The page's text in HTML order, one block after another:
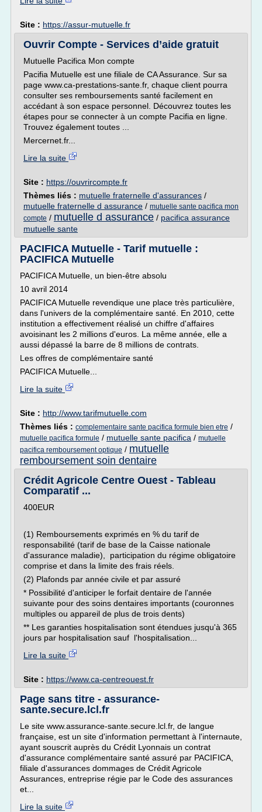
Site : https://assur-mutuelle.fr
Ouvrir Compte - Services d’aide gratuit
Mutuelle Pacifica Mon compte
Pacifia Mutuelle est une filiale de CA Assurance. Sur sa
page www.ca-prestations-sante.fr, chaque client pourra
consulter ses remboursements santé facilement en
accédant à son espace personnel. Découvrez toutes les
étapes pour se connecter à un compte Pacifia en ligne.
Trouvez également toutes ...
Mercernet.fr...
Lire la suite
Site : https://ouvrircompte.fr
Thèmes liés : mutuelle fraternelle d'assurances /
mutuelle fraternelle d assurance / mutuelle sante pacifica mon
compte / mutuelle d assurance / pacifica assurance
mutuelle sante
PACIFICA Mutuelle - Tarif mutuelle :
PACIFICA Mutuelle
PACIFICA Mutuelle, un bien-être absolu
10 avril 2014
PACIFICA Mutuelle revendique une place très particulière,
dans l'univers de la complémentaire santé. En 2010, cette
institution a effectivement réalisé un chiffre d'affaires
avoisinant les 2 millions d'euros. La même année, elle a
aussi dépassé la barre de 8 millions de contrats.
Les offres de complémentaire santé
PACIFICA Mutuelle...
Lire la suite
Site : http://www.tarifmutuelle.com
Thèmes liés : complementaire sante pacifica formule bien etre /
mutuelle pacifica formule / mutuelle sante pacifica / mutuelle
pacifica remboursement optique / mutuelle
remboursement soin dentaire
Crédit Agricole Centre Ouest - Tableau
Comparatif ...
400EUR
(1) Remboursements exprimés en % du tarif de
responsabilité (tarif de base de la Caisse nationale
d'assurance maladie), participation du régime obligatoire
comprise et dans la limite des frais réels.
(2) Plafonds par année civile et par assuré
* Possibilité d'anticiper le forfait dentaire de l'année
suivante pour des soins dentaires importants (couronnes
multiples ou appareil de plus de trois dents)
** Les garanties hospitalisation sont étendues jusqu'à 365
jours par hospitalisation sauf l'hospitalisation...
Lire la suite
Site : https://www.ca-centreouest.fr
Page sans titre - assurance-
sante.secure.lcl.fr
Le site www.assurance-sante.secure.lcl.fr, de langue
française, est un site d'information permettant à l'internaute,
ayant souscrit auprès du Crédit Lyonnais un contrat
d'assurance complémentaire santé assuré par PACIFICA,
filiale d'assurances dommages de Crédit Agricole
Assurances, entreprise régie par le Code des assurances
et...
Lire la suite